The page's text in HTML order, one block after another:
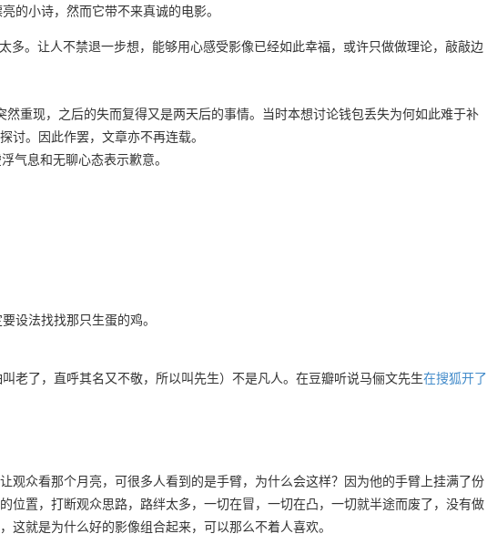
的小诗，然而它带不来真诚的电影。
多。让人不禁退一步想，能够用心感受影像已经如此幸福，或许只做做理论，敲敲边
重现，之后的失而复得又是两天后的事情。当时本想讨论钱包丢失为何如此难于补
讨。因此作罢，文章亦不再连载。
气息和无聊心态表示歉意。
设法找找那只生蛋的鸡。
老了，直呼其名又不敬，所以叫先生）不是凡人。在豆瓣听说马俪文先生在搜狐开了
观众看那个月亮，可很多人看到的是手臂，为什么会这样？因为他的手臂上挂满了份
位置，打断观众思路，路绊太多，一切在冒，一切在凸，一切就半途而废了，没有做
就是为什么好的影像组合起来，可以那么不着人喜欢。